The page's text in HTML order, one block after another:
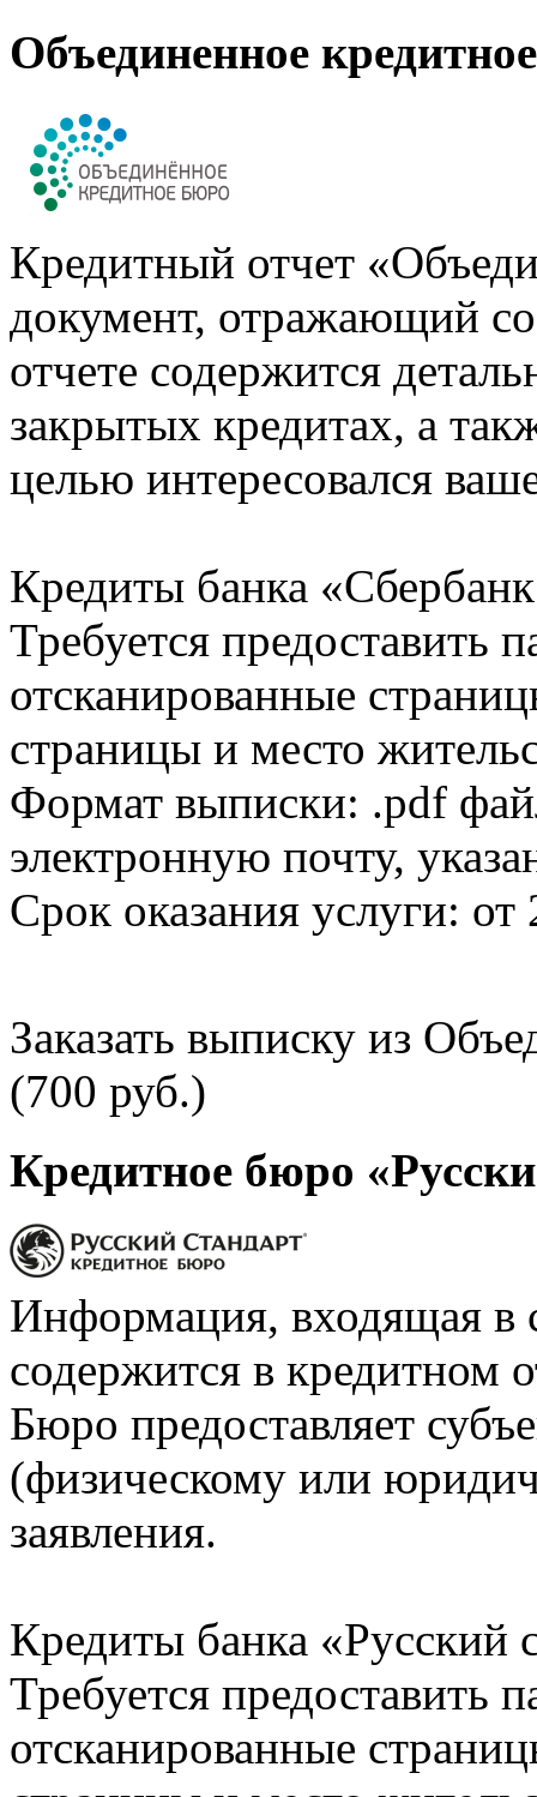
Объединенное
Кредитный отчет
документ, отражающий
отчете содержится
закрытых кредитах, а
целью интересовался
Кредиты банка
Требуется предоставить
отсканированные
страницы и место
Формат выписки: .pdf
электронную почту,
Срок оказания услуги: от
Заказать выписку из
(700 руб.)
Кредитное бюро
Информация, входящая в
содержится в кредитном
Бюро предоставляет
(физическому или
заявления.
Кредиты банка «Русский
Требуется предоставить
отсканированные